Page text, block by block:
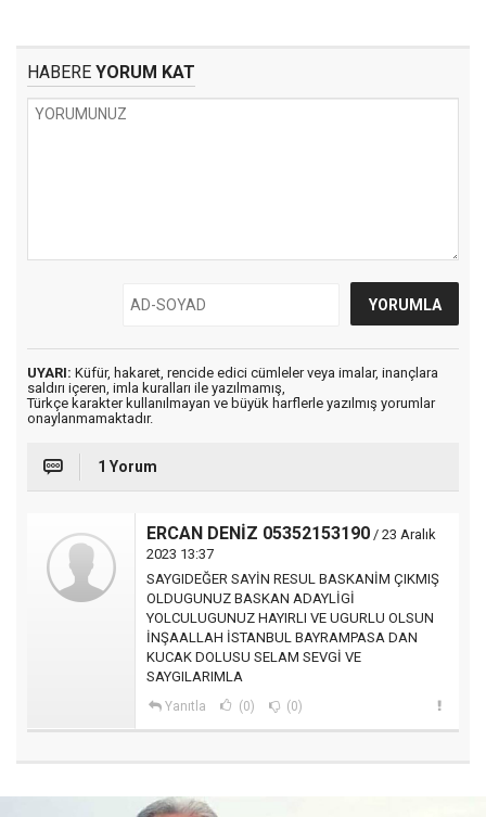
HABERE YORUM KAT
UYARI: Küfür, hakaret, rencide edici cümleler veya imalar, inançlara
saldırı içeren, imla kuralları ile yazılmamış,
Türkçe karakter kullanılmayan ve büyük harflerle yazılmış yorumlar
onaylanmamaktadır.
1 Yorum
ERCAN DENİZ 05352153190 / 23 Aralık
2023 13:37
SAYGIDEĞER SAYİN RESUL BASKANİM ÇIKMIŞ
OLDUGUNUZ BASKAN ADAYLİGİ
YOLCULUGUNUZ HAYIRLI VE UGURLU OLSUN
İNŞAALLAH İSTANBUL BAYRAMPASA DAN
KUCAK DOLUSU SELAM SEVGİ VE
SAYGILARIMLA
Yanıtla (0) (0)